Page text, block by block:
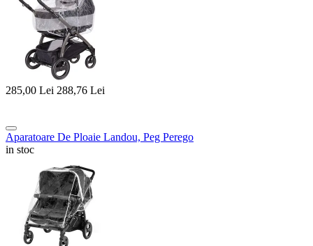
285,00 Lei 288,76 Lei
Aparatoare De Ploaie Landou, Peg Perego
in stoc